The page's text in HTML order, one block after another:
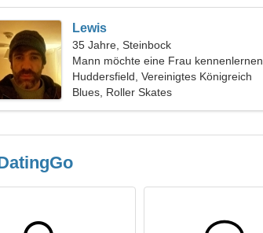
Lewis
35 Jahre, Steinbock
Mann möchte eine Frau kennenlernen
Huddersfield, Vereinigtes Königreich
Blues, Roller Skates